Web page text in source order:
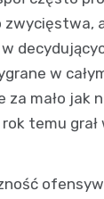
zwycięstwa,
w
za mało jak
temu grał